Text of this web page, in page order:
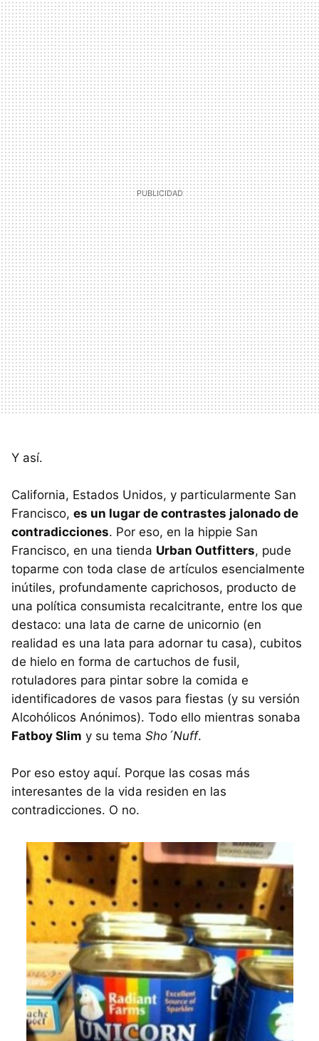
Y así.
California, Estados Unidos, y particularmente San
Francisco, es un lugar de contrastes jalonado de
contradicciones. Por eso, en la hippie San
Francisco, en una tienda Urban Outfitters, pude
toparme con toda clase de artículos esencialmente
inútiles, profundamente caprichosos, producto de
una política consumista recalcitrante, entre los que
destaco: una lata de carne de unicornio (en
realidad es una lata para adornar tu casa), cubitos
de hielo en forma de cartuchos de fusil,
rotuladores para pintar sobre la comida e
identificadores de vasos para fiestas (y su versión
Alcohólicos Anónimos). Todo ello mientras sonaba
Fatboy Slim y su tema Sho´Nuff.
Por eso estoy aquí. Porque las cosas más
interesantes de la vida residen en las
contradicciones. O no.